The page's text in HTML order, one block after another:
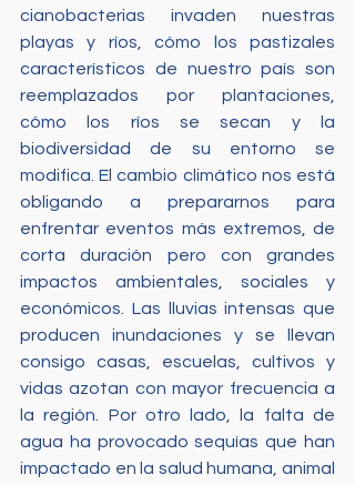
cianobacterias invaden nuestras
playas y ríos, cómo los pastizales
característicos de nuestro país son
reemplazados por plantaciones,
cómo los ríos se secan y la
biodiversidad de su entorno se
modifica. El cambio climático nos está
obligando a prepararnos para
enfrentar eventos más extremos, de
corta duración pero con grandes
impactos ambientales, sociales y
económicos. Las lluvias intensas que
producen inundaciones y se llevan
consigo casas, escuelas, cultivos y
vidas azotan con mayor frecuencia a
la región. Por otro lado, la falta de
agua ha provocado sequías que han
impactado en la salud humana, animal